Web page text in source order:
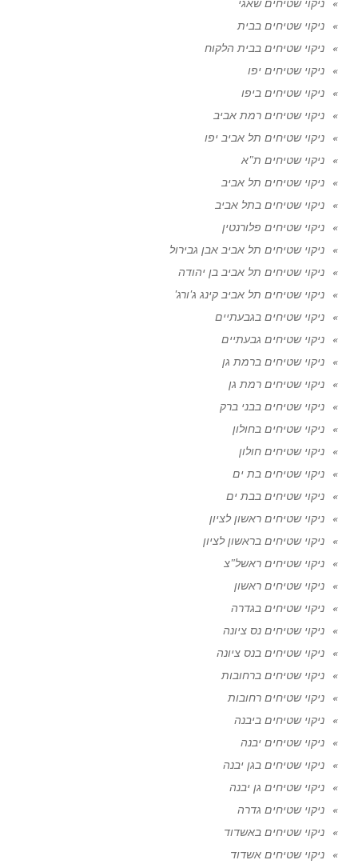
ניקוי שטיחים שאגי
ניקוי שטיחים בבית
ניקוי שטיחים בבית הלקוח
ניקוי שטיחים יפו
ניקוי שטיחים ביפו
ניקוי שטיחים רמת אביב
ניקוי שטיחים תל אביב יפו
ניקוי שטיחים ת"א
ניקוי שטיחים תל אביב
ניקוי שטיחים בתל אביב
ניקוי שטיחים פלורנטין
ניקוי שטיחים תל אביב אבן גבירול
ניקוי שטיחים תל אביב בן יהודה
ניקוי שטיחים תל אביב קינג ג'ורג'
ניקוי שטיחים בגבעתיים
ניקוי שטיחים גבעתיים
ניקוי שטיחים ברמת גן
ניקוי שטיחים רמת גן
ניקוי שטיחים בבני ברק
ניקוי שטיחים בחולון
ניקוי שטיחים חולון
ניקוי שטיחים בת ים
ניקוי שטיחים בבת ים
ניקוי שטיחים ראשון לציון
ניקוי שטיחים בראשון לציון
ניקוי שטיחים ראשל"צ
ניקוי שטיחים ראשון
ניקוי שטיחים בגדרה
ניקוי שטיחים נס ציונה
ניקוי שטיחים בנס ציונה
ניקוי שטיחים ברחובות
ניקוי שטיחים רחובות
ניקוי שטיחים ביבנה
ניקוי שטיחים יבנה
ניקוי שטיחים בגן יבנה
ניקוי שטיחים גן יבנה
ניקוי שטיחים גדרה
ניקוי שטיחים באשדוד
ניקוי שטיחים אשדוד